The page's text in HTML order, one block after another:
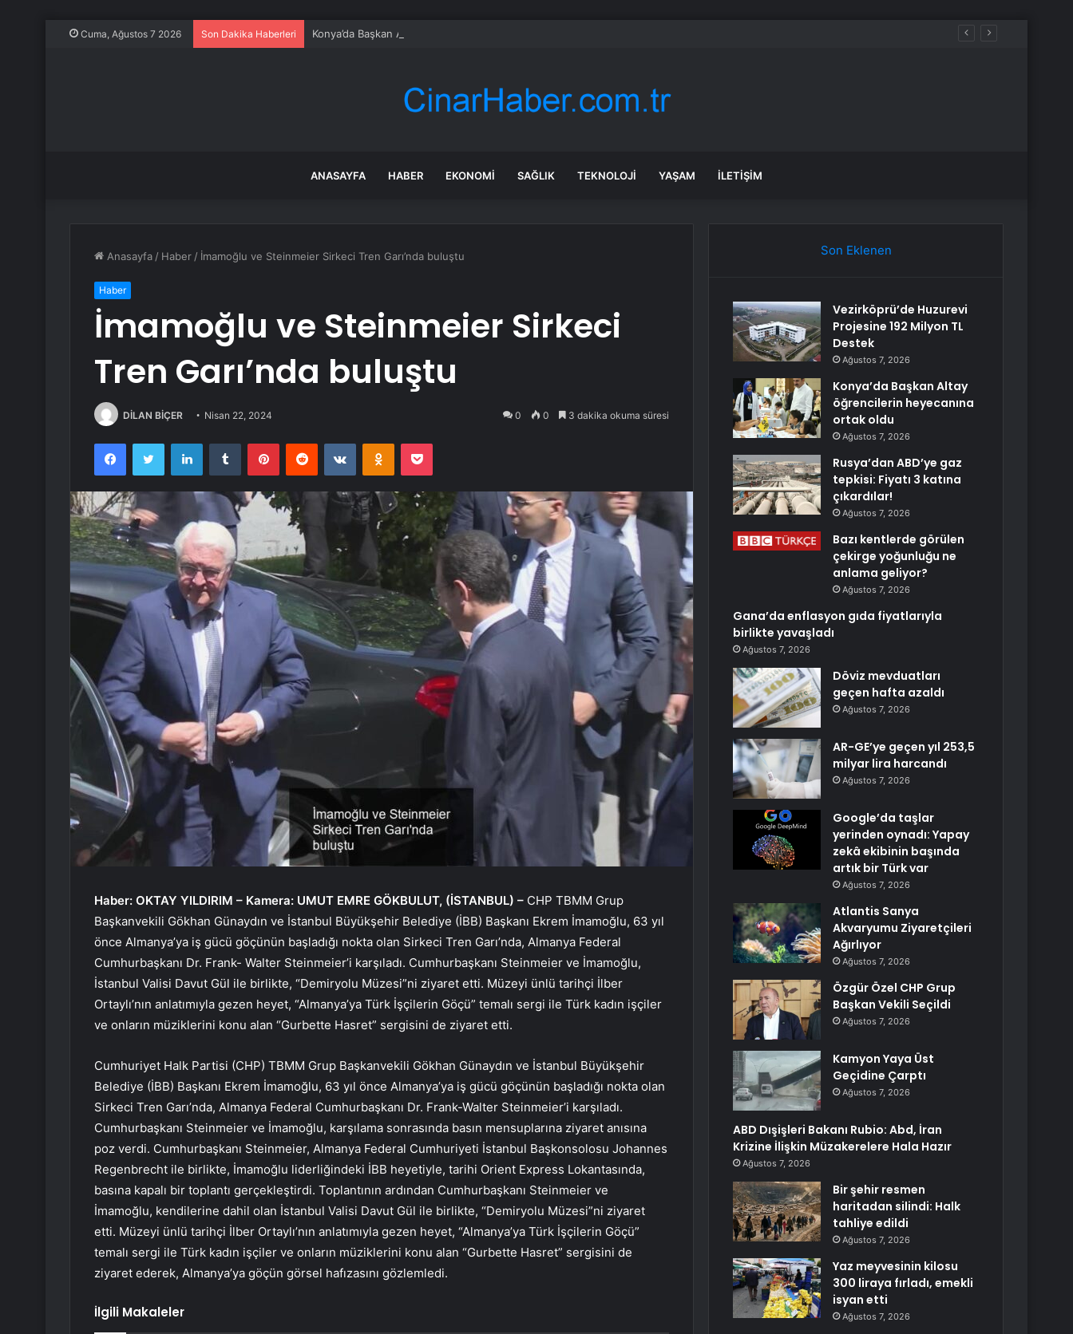
Cuma, Ağustos 7 2026 Son Dakika Haberleri Konya’da Başkan Altay öğrencilerin heyecanına ortak oldu
ANASAYFA HABER EKONOMI SAĞLIK TEKNOLOJI YAŞAM İLETIŞIM
Anasayfa / Haber / İmamoğlu ve Steinmeier Sirkeci Tren Garı’nda buluştu
Haber
İmamoğlu ve Steinmeier Sirkeci
Tren Garı’nda buluştu
DİLAN BİÇER Nisan 22, 2024 0 0 3 dakika okuma süresi
FacebookTwitter LinkedInTumblr PinterestReddit VKontakteOdnoklassniki
Pocket
Haber: OKTAY YILDIRIM – Kamera: UMUT EMRE GÖKBULUT, (İSTANBUL) – CHP TBMM Grup
Başkanvekili Gökhan Günaydın ve İstanbul Büyükşehir Belediye (İBB) Başkanı Ekrem İmamoğlu, 63 yıl
önce Almanya’ya iş gücü göçünün başladığı nokta olan Sirkeci Tren Garı’nda, Almanya Federal
Cumhurbaşkanı Dr. Frank- Walter Steinmeier’i karşıladı. Cumhurbaşkanı Steinmeier ve İmamoğlu,
İstanbul Valisi Davut Gül ile birlikte, “Demiryolu Müzesi”ni ziyaret etti. Müzeyi ünlü tarihçi İlber
Ortaylı’nın anlatımıyla gezen heyet, “Almanya’ya Türk İşçilerin Göçü” temalı sergi ile Türk kadın işçiler
ve onların müziklerini konu alan “Gurbette Hasret” sergisini de ziyaret etti.
Cumhuriyet Halk Partisi (CHP) TBMM Grup Başkanvekili Gökhan Günaydın ve İstanbul Büyükşehir
Belediye (İBB) Başkanı Ekrem İmamoğlu, 63 yıl önce Almanya’ya iş gücü göçünün başladığı nokta olan
Sirkeci Tren Garı’nda, Almanya Federal Cumhurbaşkanı Dr. Frank-Walter Steinmeier’i karşıladı.
Cumhurbaşkanı Steinmeier ve İmamoğlu, karşılama sonrasında basın mensuplarına ziyaret anısına
poz verdi. Cumhurbaşkanı Steinmeier, Almanya Federal Cumhuriyeti İstanbul Başkonsolosu Johannes
Regenbrecht ile birlikte, İmamoğlu liderliğindeki İBB heyetiyle, tarihi Orient Express Lokantasında,
basına kapalı bir toplantı gerçekleştirdi. Toplantının ardından Cumhurbaşkanı Steinmeier ve
İmamoğlu, kendilerine dahil olan İstanbul Valisi Davut Gül ile birlikte, “Demiryolu Müzesi”ni ziyaret
etti. Müzeyi ünlü tarihçi İlber Ortaylı’nın anlatımıyla gezen heyet, “Almanya’ya Türk İşçilerin Göçü”
temalı sergi ile Türk kadın işçiler ve onların müziklerini konu alan “Gurbette Hasret” sergisini de
ziyaret ederek, Almanya’ya göçün görsel hafızasını gözlemledi.
İlgili Makaleler
Son Eklenen
Vezirköprü’de Huzurevi
Projesine 192 Milyon TL
Destek
Ağustos 7, 2026
Konya’da Başkan Altay
öğrencilerin heyecanına
ortak oldu
Ağustos 7, 2026
Rusya’dan ABD’ye gaz
tepkisi: Fiyatı 3 katına
çıkardılar!
Ağustos 7, 2026
Bazı kentlerde görülen
çekirge yoğunluğu ne
anlama geliyor?
Ağustos 7, 2026
Gana’da enflasyon gıda fiyatlarıyla
birlikte yavaşladı
Ağustos 7, 2026
Döviz mevduatları
geçen hafta azaldı
Ağustos 7, 2026
AR-GE’ye geçen yıl 253,5
milyar lira harcandı
Ağustos 7, 2026
Google’da taşlar
yerinden oynadı: Yapay
zekâ ekibinin başında
artık bir Türk var
Ağustos 7, 2026
Atlantis Sanya
Akvaryumu Ziyaretçileri
Ağırlıyor
Ağustos 7, 2026
Özgür Özel CHP Grup
Başkan Vekili Seçildi
Ağustos 7, 2026
Kamyon Yaya Üst
Geçidine Çarptı
Ağustos 7, 2026
ABD Dışişleri Bakanı Rubio: Abd, İran
Krizine İlişkin Müzakerelere Hala Hazır
Ağustos 7, 2026
Bir şehir resmen
haritadan silindi: Halk
tahliye edildi
Ağustos 7, 2026
Yaz meyvesinin kilosu
300 liraya fırladı, emekli
isyan etti
Ağustos 7, 2026